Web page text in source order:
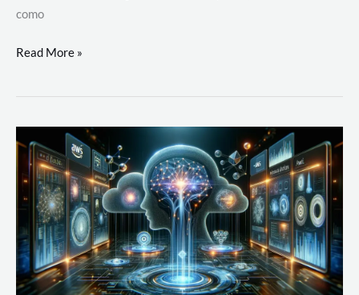
como
Desenvolvimento
um
com
AWS
Read More »